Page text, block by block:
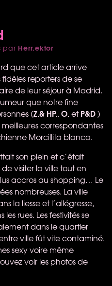
par Herr.ektor
que cet article arrive
reporters de se
de leur séjour à Madrid.
que notre fine
(Z.& HP.,O.etP&D)
correspondantes
Morcillita blanca.
son plein et c’était
visiter la ville tout en
accros au shopping… Le
nombreuses. La ville
la liesse et l’allégresse,
rues. Les festivités se
dans le quartier
ville fût vite contaminé.
sexy voire même
voir les photos de